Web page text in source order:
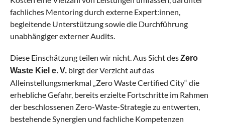
fachliches Mentoring durch externe Expert:innen,
begleitende Unterstützung sowie die Durchführung
unabhängiger externer Audits.
Diese Einschätzung teilen wir nicht. Aus Sicht desZero
Waste Kiel e. V. birgt der Verzicht auf das
Alleinstellungsmerkmal „Zero Waste Certified City“ die
erhebliche Gefahr, bereits erzielte Fortschritte im Rahmen
der beschlossenen Zero-Waste-Strategie zu entwerten,
bestehende Synergien und fachliche Kompetenzen